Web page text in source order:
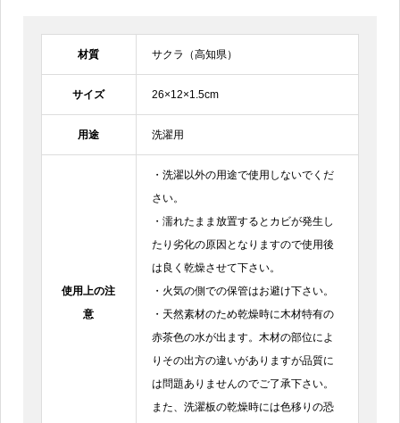
材質 サクラ（高知県）
サイズ 26×12×1.5cm
用途 洗濯用
使用上の注
意
・洗濯以外の用途で使用しないでくだ
さい。
・濡れたまま放置するとカビが発生し
たり劣化の原因となりますので使用後
は良く乾燥させて下さい。
・火気の側での保管はお避け下さい。
・天然素材のため乾燥時に木材特有の
赤茶色の水が出ます。木材の部位によ
りその出方の違いがありますが品質に
は問題ありませんのでご了承下さい。
また、洗濯板の乾燥時には色移りの恐